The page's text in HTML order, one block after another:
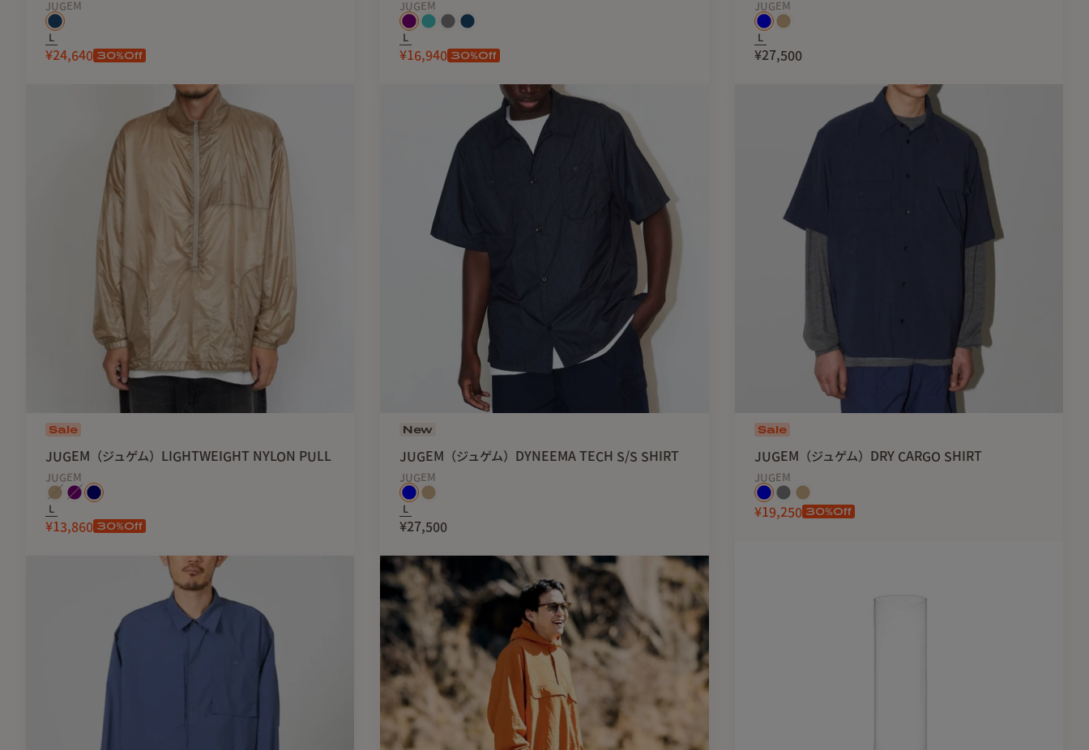
裾のドローコードでシルエットの調整が可能。レイヤードスタイルのアクセントとして、
日常使いからアウトドアまで幅広く活躍する一着です。
■ SIZE GUIDE
49cm 62cm
65cm
JUGEM
L
¥24,640 30%Off
Sale
JUGEM（ジュゲム）LIGHTWEIGHT NYLON PULL
JUGEM
L
¥13,860 30%Off
JUGEM
L
¥16,940 30%Off
New
JUGEM（ジュゲム）DYNEEMA TECH S/S SHIRT
JUGEM
L
¥27,500
JUGEM
L
¥27,500
Sale
JUGEM（ジュゲム）DRY CARGO SHIRT
JUGEM
¥19,250 30%Off